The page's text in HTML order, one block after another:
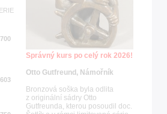
Správný kurs po celý rok 2026!
Otto Gutfreund, Námořník
Bronzová soška byla odlita
z originální sádry Otto
Gutfreunda, kterou posoudil doc.